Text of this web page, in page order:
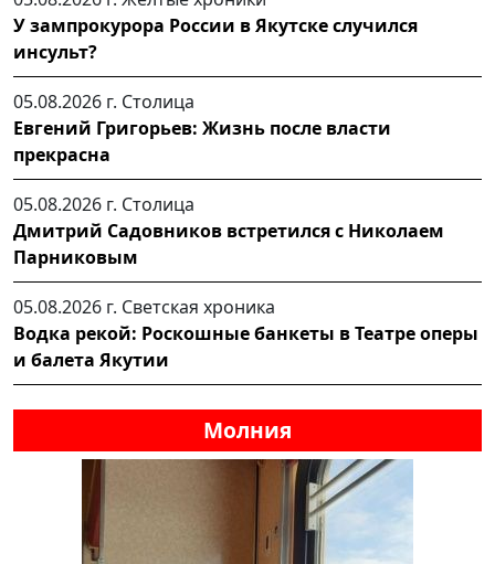
У зампрокурора России в Якутске случился
инсульт?
05.08.2026 г. Столица
Евгений Григорьев: Жизнь после власти
прекрасна
05.08.2026 г. Столица
Дмитрий Садовников встретился с Николаем
Парниковым
05.08.2026 г. Светская хроника
Водка рекой: Роскошные банкеты в Театре оперы
и балета Якутии
Молния